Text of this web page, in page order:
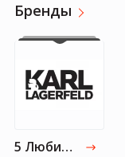
Бренды
5 Любимых Брендов Одеколона